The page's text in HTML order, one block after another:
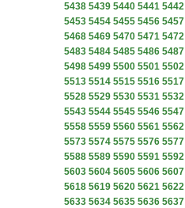
5438 5439 5440 5441 5442
5453 5454 5455 5456 5457
5468 5469 5470 5471 5472
5483 5484 5485 5486 5487
5498 5499 5500 5501 5502
5513 5514 5515 5516 5517
5528 5529 5530 5531 5532
5543 5544 5545 5546 5547
5558 5559 5560 5561 5562
5573 5574 5575 5576 5577
5588 5589 5590 5591 5592
5603 5604 5605 5606 5607
5618 5619 5620 5621 5622
5633 5634 5635 5636 5637